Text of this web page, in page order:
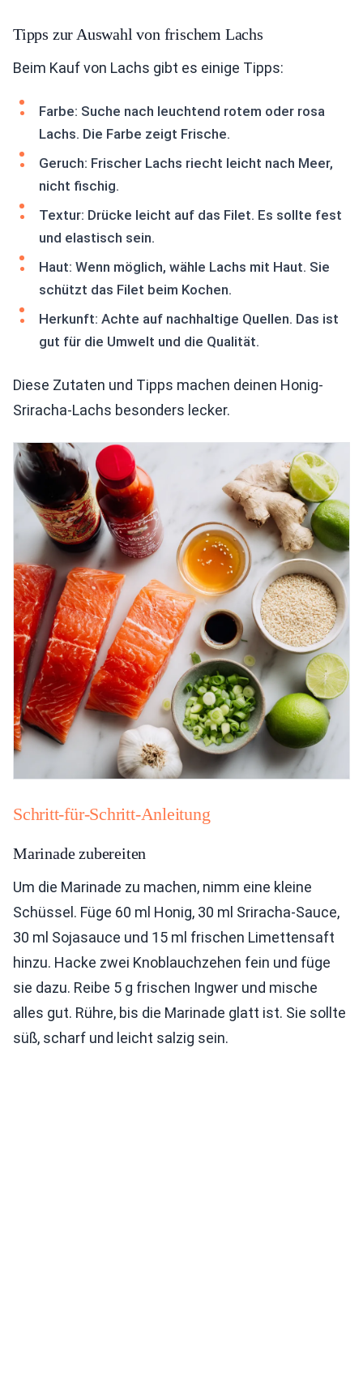
Tipps zur Auswahl von frischem Lachs
Beim Kauf von Lachs gibt es einige Tipps:
Farbe: Suche nach leuchtend rotem oder rosa
Lachs. Die Farbe zeigt Frische.
Geruch: Frischer Lachs riecht leicht nach Meer,
nicht fischig.
Textur: Drücke leicht auf das Filet. Es sollte fest
und elastisch sein.
Haut: Wenn möglich, wähle Lachs mit Haut. Sie
schützt das Filet beim Kochen.
Herkunft: Achte auf nachhaltige Quellen. Das ist
gut für die Umwelt und die Qualität.
Diese Zutaten und Tipps machen deinen Honig-
Sriracha-Lachs besonders lecker.
Schritt-für-Schritt-Anleitung
Marinade zubereiten
Um die Marinade zu machen, nimm eine kleine
Schüssel. Füge 60 ml Honig, 30 ml Sriracha-Sauce,
30 ml Sojasauce und 15 ml frischen Limettensaft
hinzu. Hacke zwei Knoblauchzehen fein und füge
sie dazu. Reibe 5 g frischen Ingwer und mische
alles gut. Rühre, bis die Marinade glatt ist. Sie sollte
süß, scharf und leicht salzig sein.